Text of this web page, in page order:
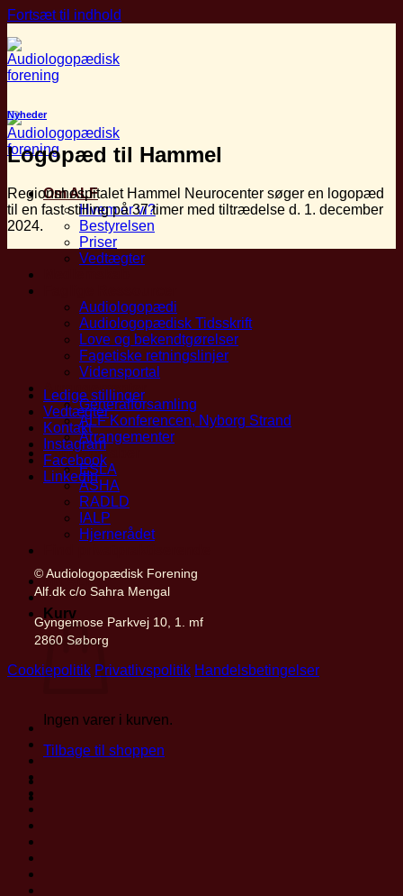
Fortsæt til indhold
Om ALF
Hvem er vi?
Bestyrelsen
Priser
Vedtægter
Audiologopædi
Audiologopædisk Tidsskrift
Love og bekendtgørelser
Fagetiske retningslinjer
Vidensportal
Arrangementer
Generalforsamling
ALF Konferencen, Nyborg Strand
Arrangementer
Partnerskaber
ESLA
ASHA
RADLD
IALP
Hjernerådet
Mit ALF
Kurv
Ingen varer i kurven.
Tilbage til shoppen
Nyheder
Logopæd til Hammel
Regionshospitalet Hammel Neurocenter søger en logopæd
til en fast stilling på 37 timer med tiltrædelse d. 1. december
2024.
Ledige stillinger
Vedtægter
Kontakt
Instagram
Facebook
LinkedIn
© Audiologopædisk Forening
Alf.dk c/o Sahra Mengal
Gyngemose Parkvej 10, 1. mf
2860 Søborg
Cookiepolitik Privatlivspolitik Handelsbetingelser